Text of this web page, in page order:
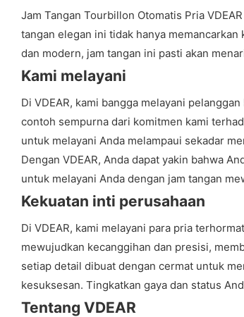
Jam Tangan Tourbillon Otomatis Pria
tangan elegan ini tidak hanya
dan modern, jam tangan ini pasti akan
Kami melayani
Di VDEAR, kami bangga melayani
contoh sempurna dari komitmen kami
untuk melayani Anda melampaui sekadar
Dengan VDEAR, Anda dapat yakin bahwa
untuk melayani Anda dengan jam tangan
Kekuatan inti perusahaan
Di VDEAR, kami melayani para pria
mewujudkan kecanggihan dan presisi,
setiap detail dibuat dengan cermat untuk
kesuksesan. Tingkatkan gaya dan status
Tentang VDEAR